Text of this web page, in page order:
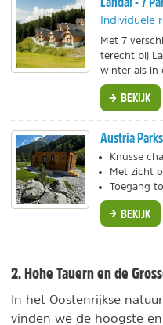
Individuele
Met 7
terecht bij
winter als in
BEKIJK
Austria
Knusse
Met zicht
Toegang
BEKIJK
2. Hohe Tauern en de
In het Oostenrijkse
vinden we de hoogste